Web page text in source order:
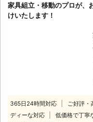
家具組立・移動のプロが、
けいたします！
365日24時間対応 ご好評・
ディーな対応
低価格で丁寧